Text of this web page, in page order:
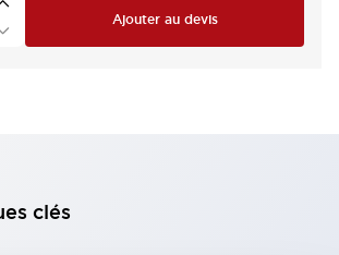
Ajouter au devis
clés